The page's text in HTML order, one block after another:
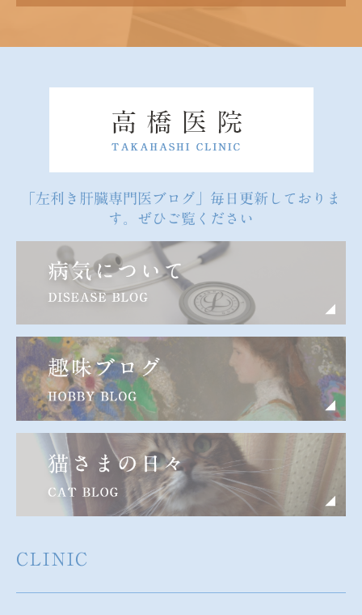
「左利き肝臓専門医ブログ」毎日更新しておりま
す。ぜひご覧ください
CLINIC